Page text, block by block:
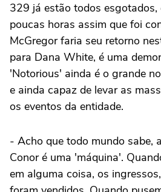
329 já estão todos esgotados,
poucas horas assim que foi
McGregor faria seu retorno
para Dana White, é uma
'Notorious' ainda é o grande
e ainda capaz de levar as
os eventos da entidade.
- Acho que todo mundo sabe,
Conor é uma 'máquina'.
em alguma coisa, os